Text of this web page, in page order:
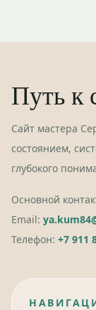
Путь к
Сайт мастера
состоянием,
глубокого
Основной
Email:
Телефон: +7 911